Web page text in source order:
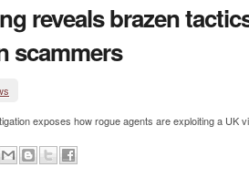
reveals brazen
scammers
exposes how rogue agents are exploiting a UK